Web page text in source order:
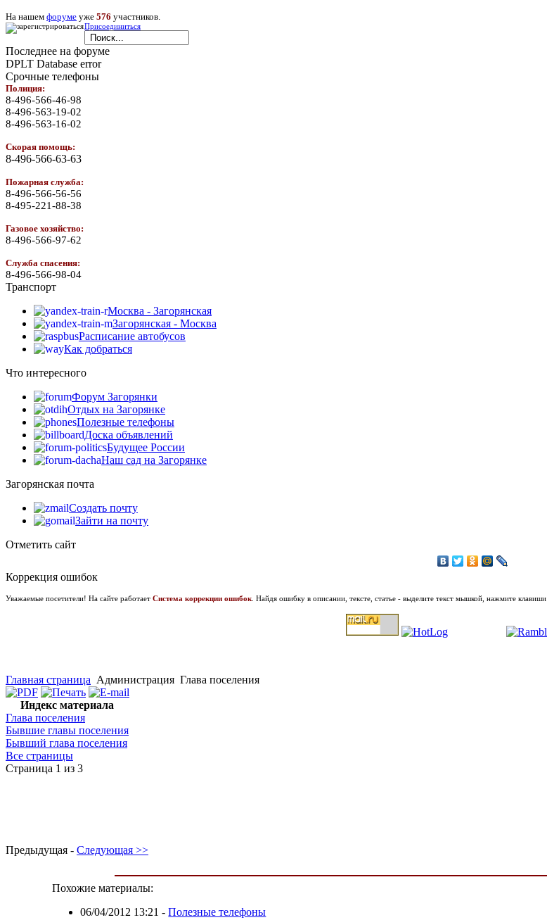
На нашем форуме уже 576 участников.
Присоединиться
Последнее на форуме
DPLT Database error
Срочные телефоны
Полиция:
8-496-566-46-98
8-496-563-19-02
8-496-563-16-02
Скорая помощь:
8-496-566-63-63
Пожарная служба:
8-496-566-56-56
8-495-221-88-38
Газовое хозяйство:
8-496-566-97-62
Служба спасения:
8-496-566-98-04
Транспорт
Москва - Загорянская
Загорянская - Москва
Расписание автобусов
Как добраться
Что интересного
Форум Загорянки
Отдых на Загорянке
Полезные телефоны
Доска объявлений
Будущее России
Наш сад на Загорянке
Загорянская почта
Создать почту
Зайти на почту
Отметить сайт
Коррекция ошибок
Уважаемые посетители! На сайте работает Система коррекции ошибок . Найдя ошибку в описании, тексте, статье - выделите текст мышкой, нажмите клавиши
Главная страница Администрация Глава поселения
Индекс материала
Глава поселения
Бывшие главы поселения
Бывший глава поселения
Все страницы
Страница 1 из 3
Предыдущая - Следующая >>
Похожие материалы:
06/04/2012 13:21 -Полезные телефоны